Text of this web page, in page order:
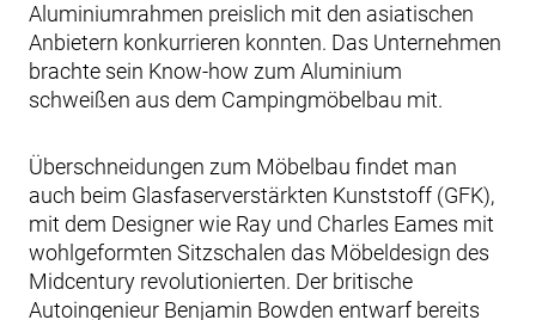
Aluminiumrahmen preislich mit den asiatischen
Anbietern konkurrieren konnten. Das Unternehmen
brachte sein Know-how zum Aluminium
schweißen aus dem Campingmöbelbau mit.
Überschneidungen zum Möbelbau findet man
auch beim Glasfaserverstärkten Kunststoff (GFK),
mit dem Designer wie Ray und Charles Eames mit
wohlgeformten Sitzschalen das Möbeldesign des
Midcentury revolutionierten. Der britische
Autoingenieur Benjamin Bowden entwarf bereits